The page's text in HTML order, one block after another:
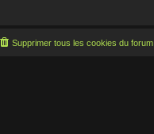
Supprimer tous les cookies du forum